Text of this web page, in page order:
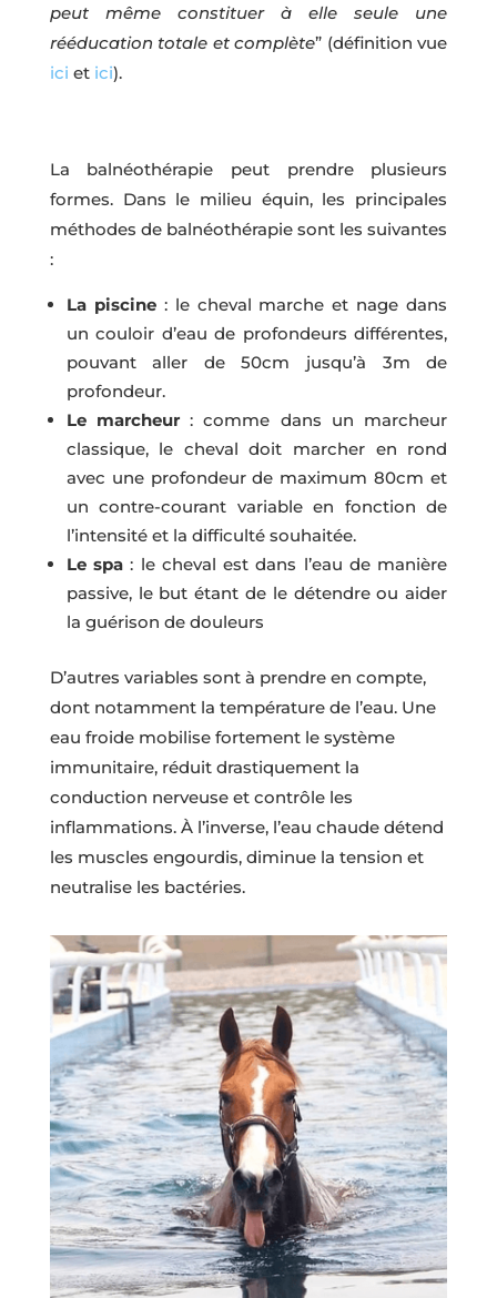
peut même constituer à elle seule une
rééducation totale et complète” (définition vue
ici et ici).
La balnéothérapie peut prendre plusieurs
formes. Dans le milieu équin, les principales
méthodes de balnéothérapie sont les suivantes
:
La piscine: le cheval marche et nage dans
un couloir d’eau de profondeurs différentes,
pouvant aller de 50cm jusqu’à 3m de
profondeur.
Le marcheur : comme dans un marcheur
classique, le cheval doit marcher en rond
avec une profondeur de maximum 80cm et
un contre-courant variable en fonction de
l’intensité et la difficulté souhaitée.
Le spa : le cheval est dans l’eau de manière
passive, le but étant de le détendre ou aider
la guérison de douleurs
D’autres variables sont à prendre en compte,
dont notamment la température de l’eau. Une
eau froide mobilise fortement le système
immunitaire, réduit drastiquement la
conduction nerveuse et contrôle les
inflammations. À l’inverse, l’eau chaude détend
les muscles engourdis, diminue la tension et
neutralise les bactéries.